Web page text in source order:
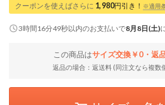
クーポンを使えばさらに 1,980円引き！ ※適用
3時間16分48秒以内のお支払いで8月8日(土)
この商品はサイズ交換￥0・返
返品の場合：返送料 (同注文なら複数